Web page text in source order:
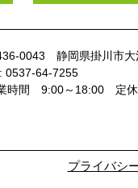
0043 静岡県掛川市大
0537-64-7255
時間 9:00～18:00 定
プライバシ